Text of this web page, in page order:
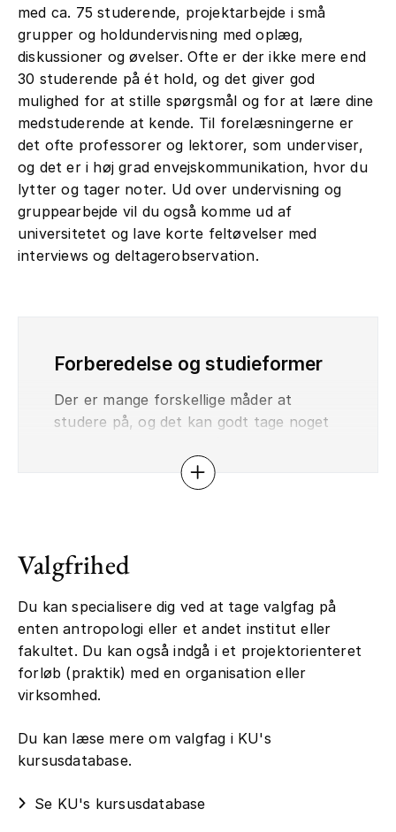
med ca. 75 studerende, projektarbejde i små
grupper og holdundervisning med oplæg,
diskussioner og øvelser. Ofte er der ikke mere end
30 studerende på ét hold, og det giver god
mulighed for at stille spørgsmål og for at lære dine
medstuderende at kende. Til forelæsningerne er
det ofte professorer og lektorer, som underviser,
og det er i høj grad envejskommunikation, hvor du
lytter og tager noter. Ud over undervisning og
gruppearbejde vil du også komme ud af
universitetet og lave korte feltøvelser med
interviews og deltagerobservation.
Forberedelse og studieformer
Der er mange forskellige måder at
studere på, og det kan godt tage noget
studielivet på antropologi består i at
læse tekster og reflektere over dem. Din
læse kursuslitteraturen, møder med din
studiegruppe og deltagelse i
undervisningen. På antropologi er
gruppearbejde en vigtig del af
uddannelsen.
Pensum og
På bacheloruddannelsen i antropologi vil
semestre være på dansk. I løbet af
Åbn eller luk accordion
Valgfrihed
Du kan specialisere dig ved at tage valgfag på
enten antropologi eller et andet institut eller
fakultet. Du kan også indgå i et projektorienteret
forløb (praktik) med en organisation eller
virksomhed.
Du kan læse mere om valgfag i KU's
kursusdatabase.
Se KU's kursusdatabase